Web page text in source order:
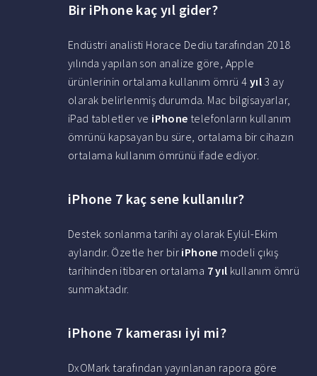
Bir iPhone kaç yıl gider?
Endüstri analisti Horace Dediu tarafından 2018
yılında yapılan son analize göre, Apple
ürünlerinin ortalama kullanım ömrü 4 yıl 3 ay
olarak belirlenmiş durumda. Mac bilgisayarlar,
iPad tabletler ve iPhone telefonların kullanım
ömrünü kapsayan bu süre, ortalama bir cihazın
ortalama kullanım ömrünü ifade ediyor.
iPhone 7 kaç sene kullanılır?
Destek sonlanma tarihi ay olarak Eylül-Ekim
aylarıdır. Özetle her bir iPhone modeli çıkış
tarihinden itibaren ortalama 7 yıl kullanım ömrü
sunmaktadır.
iPhone 7 kamerası iyi mi?
DxOMark tarafından yayınlanan rapora göre